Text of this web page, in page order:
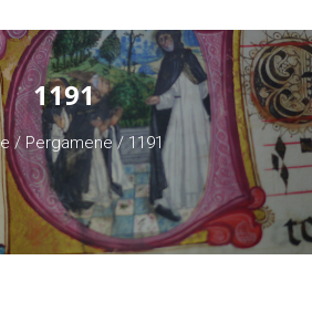
1191
/ Pergamene/ 1191